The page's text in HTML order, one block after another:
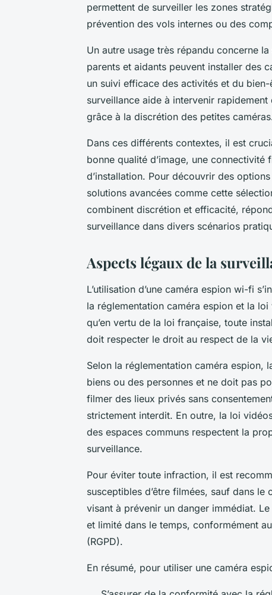
permettent de surveiller les zones
prévention des vols internes ou des
Un autre usage très répandu concerne
parents et aidants peuvent installer des
un suivi efficace des activités et du
surveillance aide à intervenir
grâce à la discrétion des petites
Dans ces différents contextes, il est
bonne qualité d’image, une
d’installation. Pour découvrir des
solutions avancées comme cette
combinent discrétion et efficacité,
surveillance dans divers scénarios
Aspects légaux de la
L’utilisation d’une caméra espion wi-fi
la réglementation caméra espion et la
qu’en vertu de la loi française, toute
doit respecter le droit au respect de la
Selon la réglementation caméra espion,
biens ou des personnes et ne doit pas
filmer des lieux privés sans
strictement interdit. En outre, la loi
des espaces communs respectent la
surveillance.
Pour éviter toute infraction, il est
susceptibles d’être filmées, sauf dans
visant à prévenir un danger immédiat.
et limité dans le temps, conformément
(RGPD).
En résumé, pour utiliser une caméra